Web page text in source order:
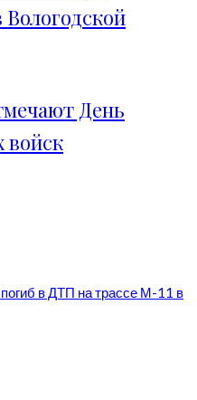
Вологодской
День
войск
в ДТП на трассе М-11 в